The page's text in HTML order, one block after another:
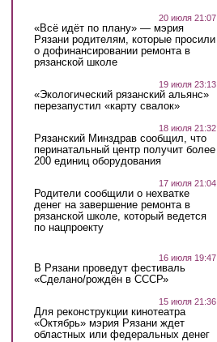
20 июля 21:07
«Всё идёт по плану» — мэрия
Рязани родителям, которые просили
о дофинансировании ремонта в
рязанской школе
19 июля 23:13
«Экологический рязанский альянс»
перезапустил «карту свалок»
18 июля 21:32
Рязанский Минздрав сообщил, что
перинатальный центр получит более
200 единиц оборудования
17 июля 21:04
Родители сообщили о нехватке
денег на завершение ремонта в
рязанской школе, который ведется
по нацпроекту
16 июля 19:47
В Рязани проведут фестиваль
«Сделано/рождён в СССР»
15 июля 21:36
Для реконструкции кинотеатра
«Октябрь» мэрия Рязани ждет
областных или федеральных денег